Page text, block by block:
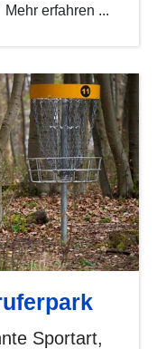
Mehr erfahren ...
Sportart,